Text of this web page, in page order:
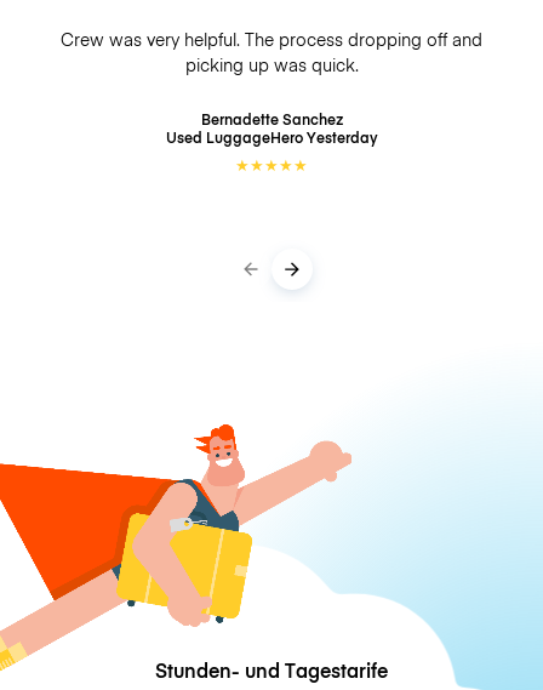
Crew was very helpful. The process dropping off and
picking up was quick.
Bernadette Sanchez
Used LuggageHeroYesterday
★★★★★
Stunden- und Tagestarife